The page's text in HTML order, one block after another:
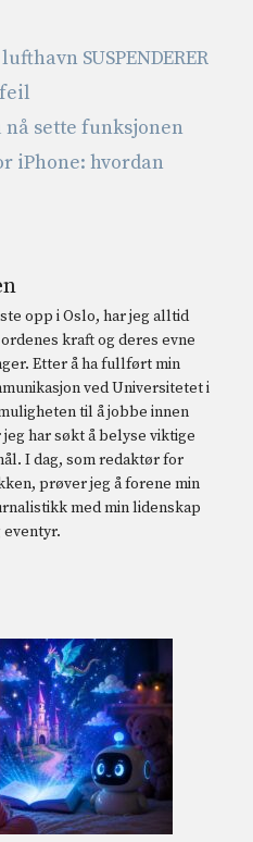
SUSPENDERER
nå sette funksjonen
iPhone: hvordan
opp i Oslo, har jeg alltid
kraft og deres evne
Etter å ha fullført min
ved Universitetet i
til å jobbe innen
har søkt å belyse viktige
I dag, som redaktør for
prøver jeg å forene min
med min lidenskap
eventyr.